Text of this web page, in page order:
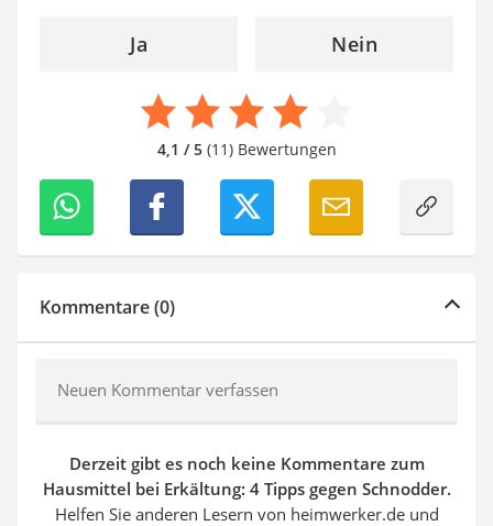
Ja Nein
4,1 / 5(11) Bewertungen
Kommentare (0)
Neuen Kommentar verfassen
Derzeit gibt es noch keine Kommentare zum
Hausmittel bei Erkältung: 4 Tipps gegen Schnodder.
Helfen Sie anderen Lesern von heimwerker.de und